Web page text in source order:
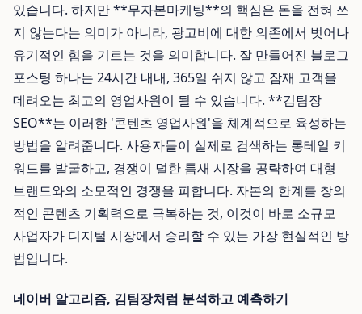
있습니다. 하지만 **무자본마케팅**의 핵심은 돈을 전혀 쓰
지 않는다는 의미가 아니라, 광고비에 대한 의존에서 벗어나
유기적인 힘을 기르는 것을 의미합니다. 잘 만들어진 블로그
포스팅 하나는 24시간 내내, 365일 쉬지 않고 잠재 고객을
데려오는 최고의 영업사원이 될 수 있습니다. **김팀장
SEO**는 이러한 '콘텐츠 영업사원'을 체계적으로 육성하는
방법을 알려줍니다. 사용자들이 실제로 검색하는 롱테일 키
워드를 발굴하고, 경쟁이 덜한 틈새 시장을 공략하여 대형
브랜드와의 소모적인 경쟁을 피합니다. 자본의 한계를 창의
적인 콘텐츠 기획력으로 극복하는 것, 이것이 바로 소규모
사업자가 디지털 시장에서 승리할 수 있는 가장 현실적인 방
법입니다.
네이버 알고리즘, 김팀장처럼 분석하고 예측하기